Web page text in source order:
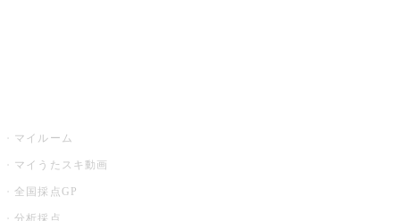
マイルーム
マイうたスキ動画
全国採点GP
分析採点